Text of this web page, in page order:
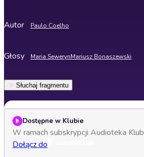
Autor Paulo Coelho
Głosy Maria SewerynMariusz Bonaszewski
Słuchaj fragmentu
Dostępne w Klubie
W ramach subskrypcji Audioteka Klub
Dołącz do